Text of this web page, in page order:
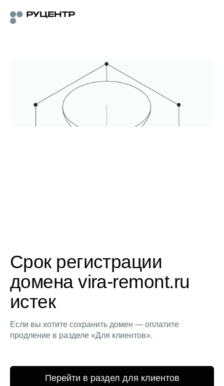
Срок регистрации
домена vira-remont.ru
истек
Если вы хотите сохранить домен — оплатите
продление в разделе «Для клиентов».
Перейти в раздел для клиентов